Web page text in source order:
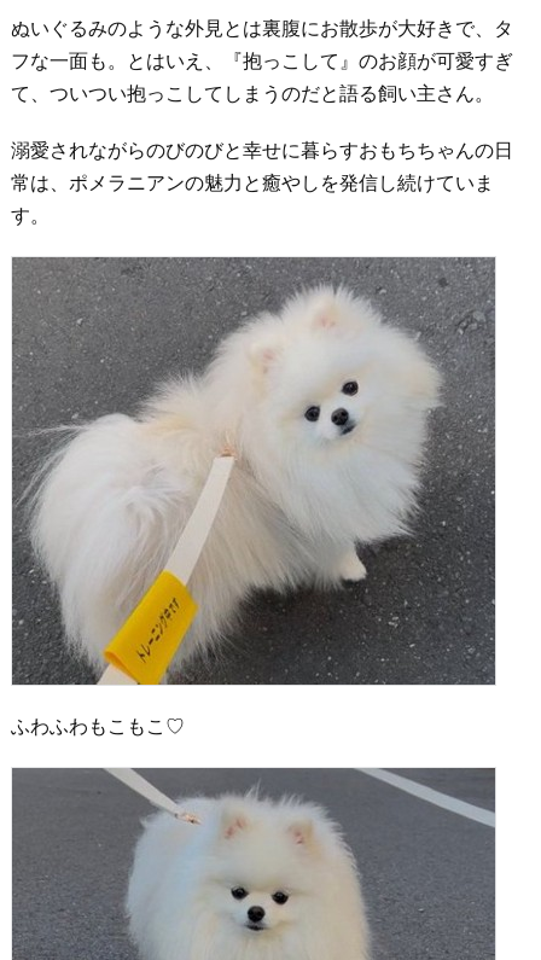
ぬいぐるみのような外見とは裏腹にお散歩が大好きで、タ
フな一面も。とはいえ、『抱っこして』のお顔が可愛すぎ
て、ついつい抱っこしてしまうのだと語る飼い主さん。
溺愛されながらのびのびと幸せに暮らすおもちちゃんの日
常は、ポメラニアンの魅力と癒やしを発信し続けていま
す。
ふわふわもこもこ♡